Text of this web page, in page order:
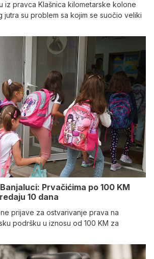
iz pravca Klašnica kilometarske kolone
jutra su problem sa kojim se suočio veliki
Prvačićima po 100 KM
10 dana
prijave za ostvarivanje prava na
podršku u iznosu od 100 KM za